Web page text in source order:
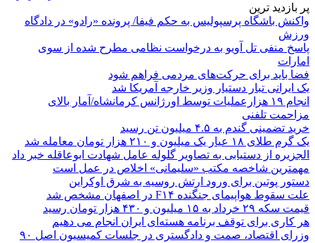
پر بازدید ترین
واکنش باشگاه پرسپولیس به حکم فیفا/ پرونده «رادو» در دادگاه
ورزش
پاسخ منفی تل آویو به درخواست نظامی مطرح شده از سوی
امارات
فضا باید برای حرکت‌های مردمی فراهم شود
یک ایرانی تبار دستیار وزیر خارجه آمریکا شد
انجام ۱۹ هزارعملیات توسط اورژانس کرمانشاه/آمار بالای
مزاحمت تلفنی
خرید تضمینی گندم به ۴.۵ میلیون تن رسید
یک گرم طلای ۱۸ عیار یک میلیون و ۲۱۰ هزار تومان معامله شد
الجزیره از دستیابی به تصاویر گلوله عامل شهادت ابوعاقله خبر داد
مهمترین شاخصه مکتب «سلیمانی» اخلاص در عمل است
دستور پوتین برای ورود ارتش روسیه به شرق اوکراین
علت سقوط هواپیمای جنگنده F۱۴ در اصفهان مشخص شد
قیمت سکه ۲۹ خرداد به ۱۵ میلیون و ۴۳۰ هزار تومان رسید
هر کاری برای توقف برنامه هسته‌ای ایران انجام می دهیم
وزرای اقتصاد، صمت و دادگستری در جلسات کمیسیون اصل ۹۰